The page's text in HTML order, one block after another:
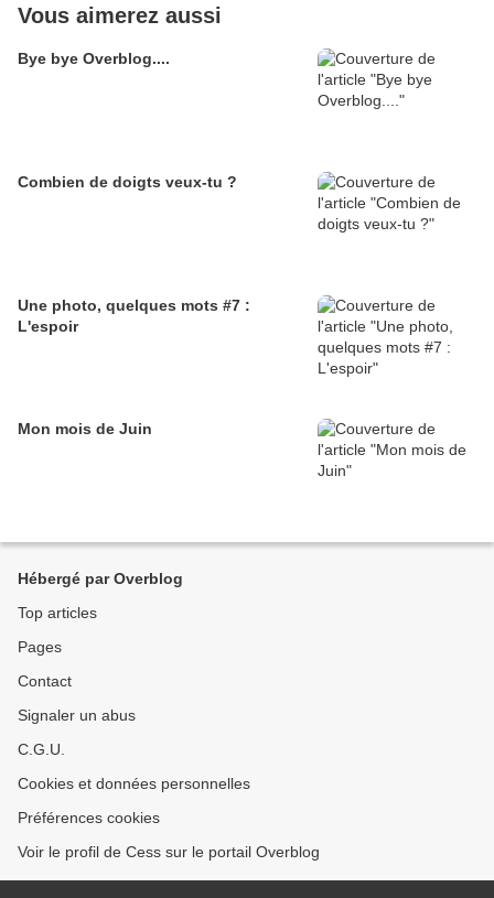
Vous aimerez aussi
Bye bye Overblog....
Combien de doigts veux-tu ?
Une photo, quelques mots #7 :
L'espoir
Mon mois de Juin
Hébergé par Overblog
Top articles
Pages
Contact
Signaler un abus
C.G.U.
Cookies et données personnelles
Préférences cookies
Voir le profil de Cess sur le portail Overblog